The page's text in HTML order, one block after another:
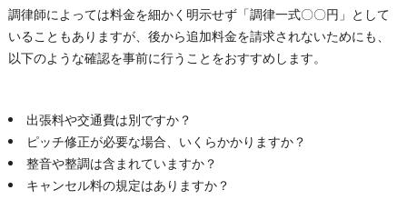
調律師によっては料金を細かく明示せず「調律一式〇〇円」として
いることもありますが、後から追加料金を請求されないためにも、
以下のような確認を事前に行うことをおすすめします。
出張料や交通費は別ですか？
ピッチ修正が必要な場合、いくらかかりますか？
整音や整調は含まれていますか？
キャンセル料の規定はありますか？